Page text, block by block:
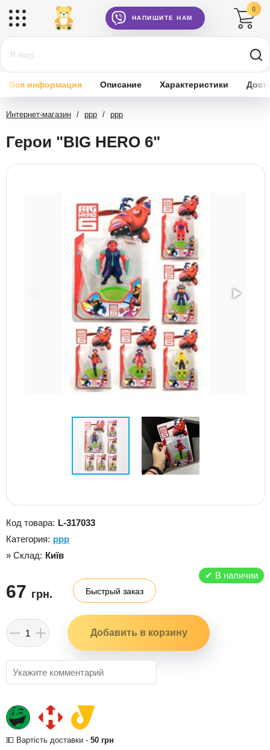
НАПИШИТЕ НАМ
0
Вся информация Описание Характеристики
Интернет-магазин / ррр / ррр
Герои "BIG HERO 6"
Код товара: L-317033
Категория: ррр
» Склад: Київ
✔ В наличии
67 грн. Быстрый заказ
💵 Вартість доставки - 50 грн